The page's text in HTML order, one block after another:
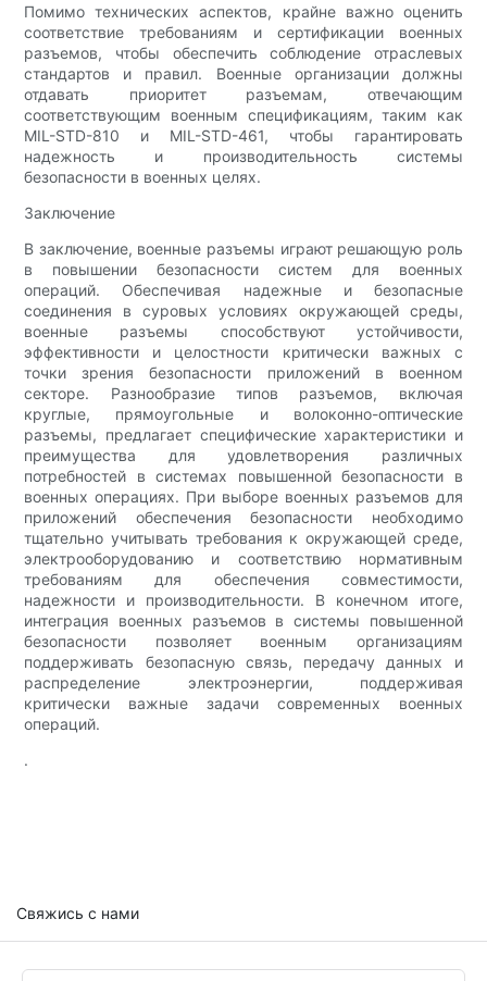
Помимо технических аспектов, крайне важно оценить
соответствие требованиям и сертификации военных
разъемов, чтобы обеспечить соблюдение отраслевых
стандартов и правил. Военные организации должны
отдавать приоритет разъемам, отвечающим
соответствующим военным спецификациям, таким как
MIL-STD-810 и MIL-STD-461, чтобы гарантировать
надежность и производительность системы
безопасности в военных целях.
Заключение
В заключение, военные разъемы играют решающую роль
в повышении безопасности систем для военных
операций. Обеспечивая надежные и безопасные
соединения в суровых условиях окружающей среды,
военные разъемы способствуют устойчивости,
эффективности и целостности критически важных с
точки зрения безопасности приложений в военном
секторе. Разнообразие типов разъемов, включая
круглые, прямоугольные и волоконно-оптические
разъемы, предлагает специфические характеристики и
преимущества для удовлетворения различных
потребностей в системах повышенной безопасности в
военных операциях. При выборе военных разъемов для
приложений обеспечения безопасности необходимо
тщательно учитывать требования к окружающей среде,
электрооборудованию и соответствию нормативным
требованиям для обеспечения совместимости,
надежности и производительности. В конечном итоге,
интеграция военных разъемов в системы повышенной
безопасности позволяет военным организациям
поддерживать безопасную связь, передачу данных и
распределение электроэнергии, поддерживая
критически важные задачи современных военных
операций.
.
Свяжись с нами